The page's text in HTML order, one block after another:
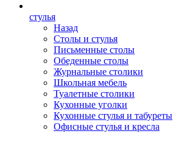
стулья
Назад
Столы и стулья
Письменные столы
Обеденные столы
Журнальные столики
Школьная мебель
Туалетные столики
Кухонные уголки
Кухонные стулья и табуреты
Офисные стулья и кресла